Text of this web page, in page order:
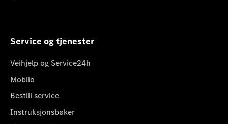
Service og tjenester
Veihjelp og Service24h
Mobilo
Bestill service
Instruksjonsbøker